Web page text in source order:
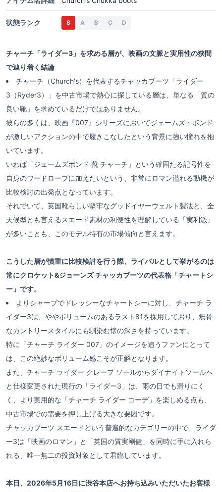
状態ランク S A B C D
チャーチ「ライダー3」を求める層が、映画の文脈と実用性の狭間
で辿り着く結論
チャーチ（Church's）を代表するチャッカブーツ「ライダー
3（Ryder3）」を中古市場で熱心に探している層は、単なる「質の
良い靴」を求めているだけではありません。
彼らの多くは、映画『007』シリーズにおいてジェームズ・ボンド
が激しいアクションの中で履きこなしたという背景に強い憧れを抱
いています。
いわば「ジェームズボンド 靴 チャーチ」という確固たる記号性を
自身のワードローブに加えたいという、非常にロマン溢れる動機が
比較検討の出発点となっています。
それでいて、英国靴らしい堅牢なグッドイヤーウェルト製法と、全
天候型とも言えるスエード素材の利便性を理解している「実利派」
が多いことも、このモデル特有の市場傾向と言えます。
こうした層が慎重に比較検討を行う際、ライバルとして挙がるのは
常にクロケット&ジョーンズ チャッカブーツの代表格「チャートシ
ー」です。
よりシャープでドレッシーなチャートシーに対し、チャーチ ラ
イダー3は、ややボリュームのあるラスト81を採用しており、無骨
なカントリースタイルにも馴染む懐の深さを持っています。
特に「チャーチ ライダー 007」のイメージを追うファンにとって
は、この絶妙なボリューム感こそが正解となります。
また、チャーチ ライダー クレープ ソールからダイナイトソールへ
と仕様変更された現行の「ライダー3」は、雨の日でも滑りにく
く、より実用的な「チャーチ ライダー コーデ」を楽しめる点も、
中古市場での需要を押し上げる大きな要因です。
チャッカブーツ スエードという普遍的なカテゴリーの中で、ライダ
ー3は「映画のロマン」と「英国の質実剛健」を同時に手に入れら
れる、唯一無二の投資対象として君臨しています。
本日、2026年5月16日に渋谷本店へお持ち込みいただいたお客様